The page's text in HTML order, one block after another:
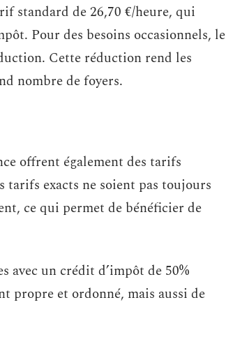
standard de 26,70 €/heure, qui
Pour des besoins occasionnels, le
Cette réduction rend les
nombre de foyers.
offrent également des tarifs
tarifs exacts ne soient pas toujours
ce qui permet de bénéficier de
avec un crédit d’impôt de 50%
propre et ordonné, mais aussi de